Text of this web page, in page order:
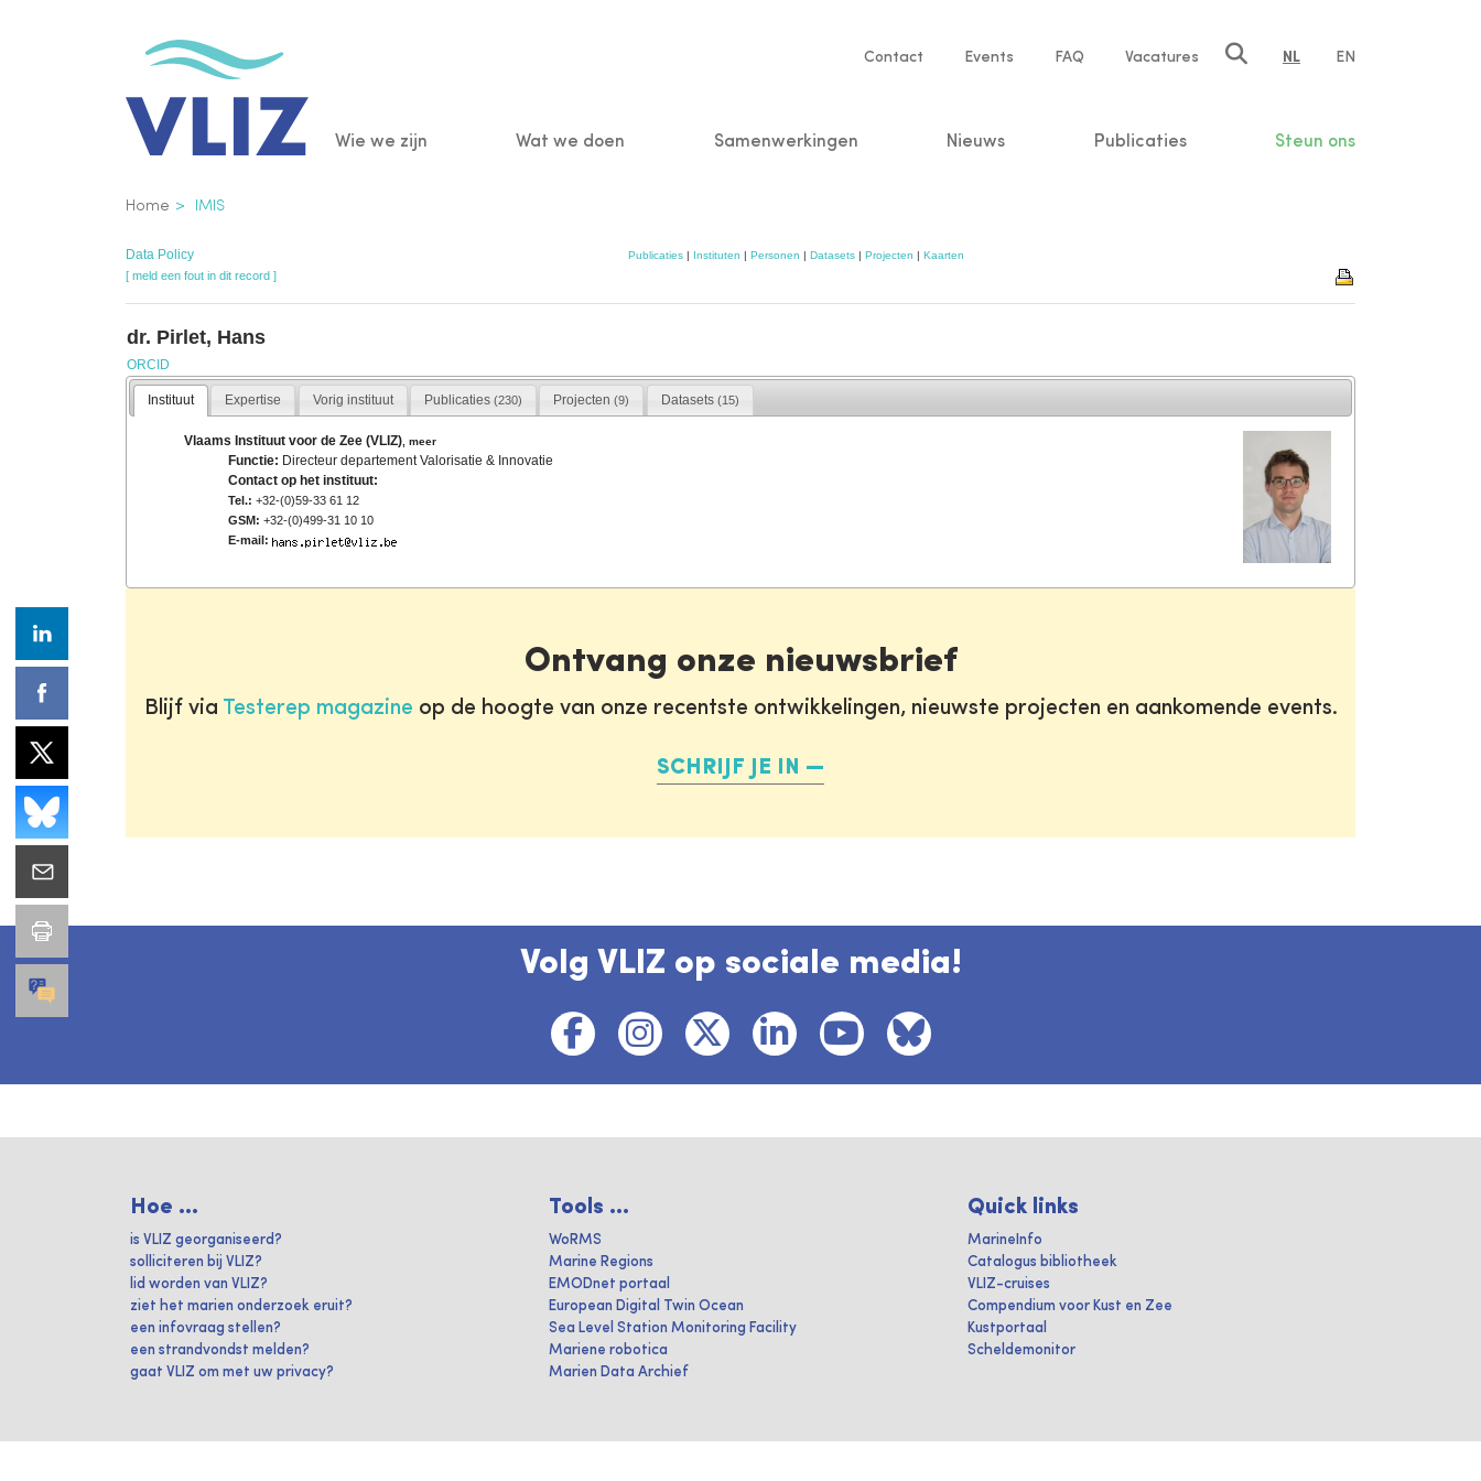
Service
Contact Events FAQ Vacatures NL EN
Main
Wie we zijn Wat we doen Samenwerkingen Nieuws Publicaties Steun ons
Kruimelpad
Home IMIS
Data Policy Publicaties| Instituten | Personen | Datasets| Projecten | Kaarten
[ meld een fout in dit record ]
dr. Pirlet, Hans
ORCID
Instituut Expertise Vorig instituut Publicaties (230) Projecten(9) Datasets (15)
Vlaams Instituut voor de Zee (VLIZ) ,meer
Functie: Directeur departement Valorisatie & Innovatie
Contact op het instituut:
Tel.: +32-(0)59-33 61 12
GSM: +32-(0)499-31 10 10
E-mail:
Ontvang onze nieuwsbrief
Blijf via Testerep magazine op de hoogte van onze recentste ontwikkelingen, nieuwste projecten en aankomende events.
SCHRIJF JE IN
Volg VLIZ op sociale media!
Hoe ...
is VLIZ georganiseerd?
solliciteren bij VLIZ?
lid worden van VLIZ?
ziet het marien onderzoek eruit?
een infovraag stellen?
een strandvondst melden?
gaat VLIZ om met uw privacy?
Tools ...
WoRMS
Marine Regions
EMODnet portaal
European Digital Twin Ocean
Sea Level Station Monitoring Facility
Mariene robotica
Marien Data Archief
Quick links
MarineInfo
Catalogus bibliotheek
VLIZ-cruises
Compendium voor Kust en Zee
Kustportaal
Scheldemonitor